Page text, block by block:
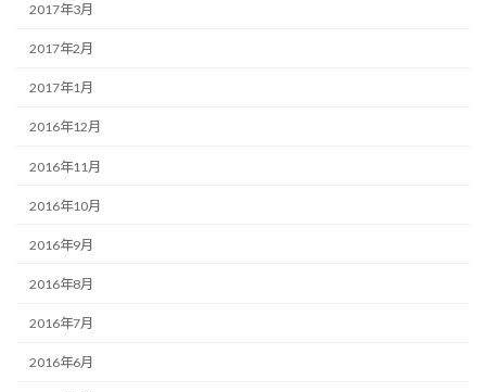
2017年3月
2017年2月
2017年1月
2016年12月
2016年11月
2016年10月
2016年9月
2016年8月
2016年7月
2016年6月